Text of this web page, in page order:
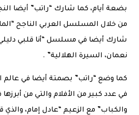
بضعة أيام، كما شارك “راتب” أيضا
من خلال المسلسل العربي الناجح
شارك أيضا في مسلسل “أنا قلبي
نعمان، السيرة الهلالية” .
كما وضع “راتب” بصمتة أيضا في
في عدد كبير من الأفلام والتي من
والكباب” مع الزعيم “عادل إمام،